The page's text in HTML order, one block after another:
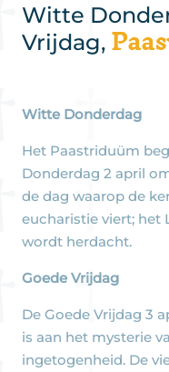
Witte
Vrijdag,
Witte Donderdag
Het Paastriduüm
Donderdag 2 april
de dag waarop de
eucharistie viert; het
wordt herdacht.
Goede Vrijdag
De Goede Vrijdag 3
is aan het mysterie
ingetogenheid. De